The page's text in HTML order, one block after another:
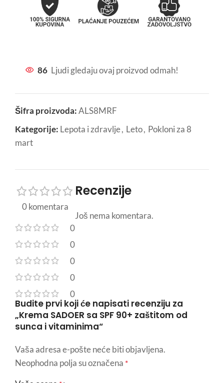
86 Ljudi gledaju ovaj proizvod odmah!
Šifra proizvoda:ALS8MRF
Kategorije: Lepota i zdravlje, Leto, Pokloni za 8
mart
0 komentara
0
0
0
0
0
Recenzije
Još nema komentara.
Budite prvi koji će napisati recenziju za
„Krema SADOER sa SPF 90+ zaštitom od
sunca i vitaminima“
Vaša adresa e-pošte neće biti objavljena.
Neophodna polja su označena *